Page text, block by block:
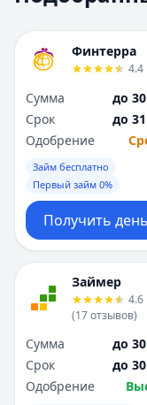
Финтерра
4.4
Сумма
до
Срок
до
Одобрение
Займ бесплатно
Первый займ 0%
Получить
Займер
4.6
(17отзывов)
Сумма
до
Срок
до
Одобрение